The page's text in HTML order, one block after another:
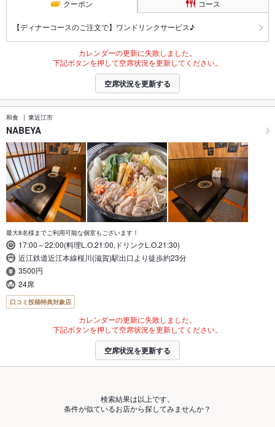
クーポン コース
【ディナーコースのご注文で】ワンドリンクサービス♪
カレンダーの更新に失敗しました。
下記ボタンを押して空席状況を更新してください。
空席状況を更新する
和食 東近江市
NABEYA
最大8名様までご利用可能な個室もございます！
17:00～22:00(料理L.O.21:00,ドリンクL.O.21:30)
近江鉄道近江本線桜川(滋賀)駅出口より徒歩約23分
3500円
24席
口コミ投稿特典対象店
カレンダーの更新に失敗しました。
下記ボタンを押して空席状況を更新してください。
空席状況を更新する
検索結果は以上です。
条件が似ているお店から探してみませんか？